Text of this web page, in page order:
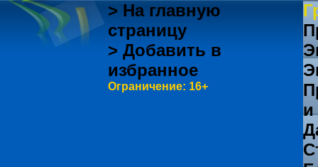
> На главную
страницу
> Добавить в
избранное
Ограничение: 16+